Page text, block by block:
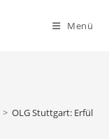
Menü
> OLG Stuttgart: